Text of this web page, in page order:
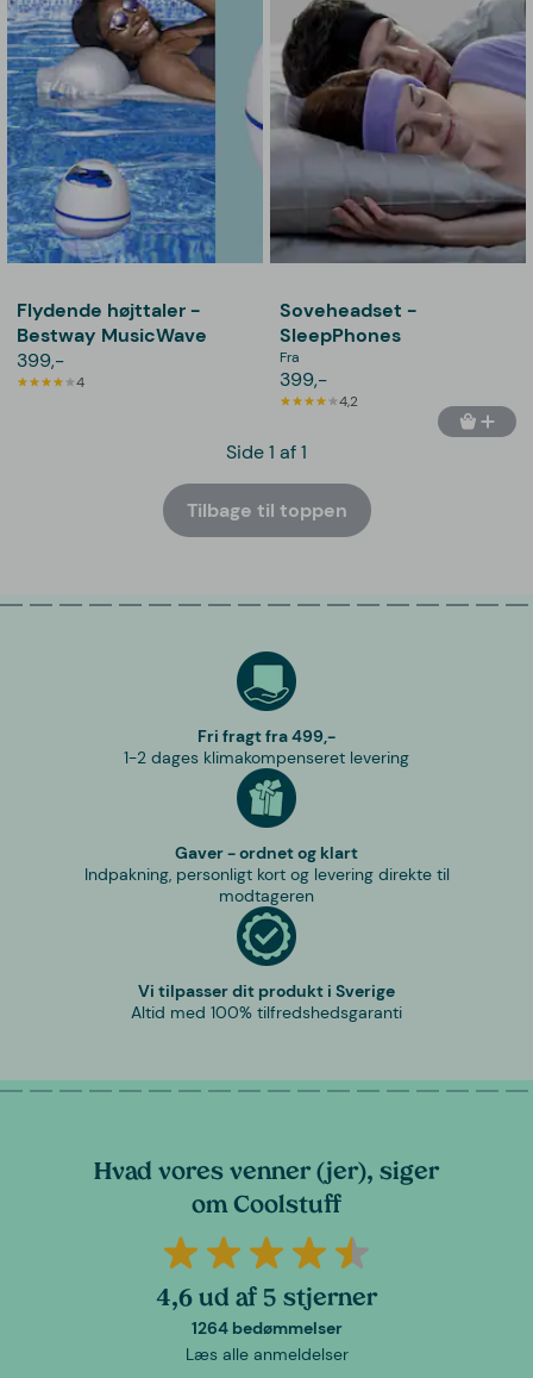
Flydende højttaler -
Bestway MusicWave
399,-
4
Soveheadset -
SleepPhones
Fra
399,-
4,2
Side 1 af 1
Tilbage til toppen
Fri fragt fra 499,-
1-2 dages klimakompenseret levering
Gaver - ordnet og klart
Indpakning, personligt kort og levering direkte til
modtageren
Vi tilpasser dit produkt i Sverige
Altid med 100% tilfredshedsgaranti
Hvad vores venner (jer), siger
om Coolstuff
4,6 ud af 5 stjerner
1264 bedømmelser
Læs alle anmeldelser